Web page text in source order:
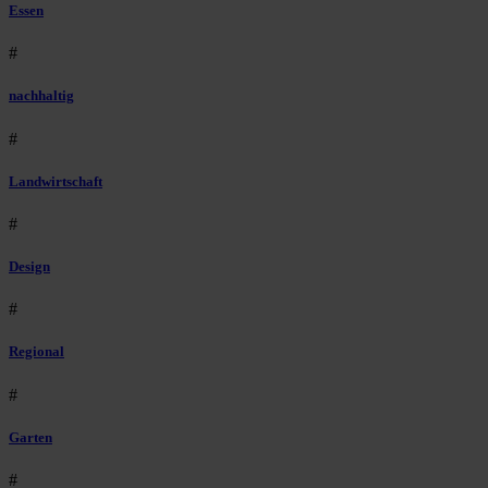
Essen
#
nachhaltig
#
Landwirtschaft
#
Design
#
Regional
#
Garten
#